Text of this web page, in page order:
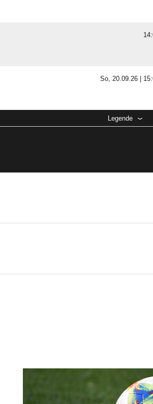
So, 20.09.26 |
Legende